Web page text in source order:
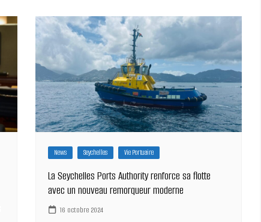
News Seychelles Vie Portuaire
La Seychelles Ports Authority renforce sa flotte
avec un nouveau remorqueur moderne
16 octobre 2024